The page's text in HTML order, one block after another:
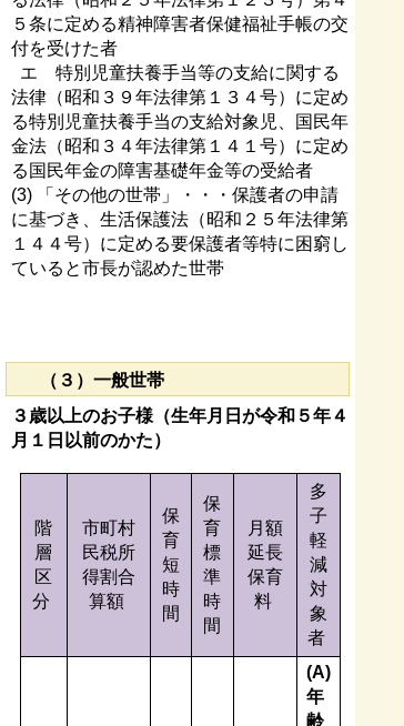
５条に定める精神障害者保健福祉手帳の交
付を受けた者
エ 特別児童扶養手当等の支給に関する
法律（昭和３９年法律第１３４号）に定め
る特別児童扶養手当の支給対象児、国民年
金法（昭和３４年法律第１４１号）に定め
る国民年金の障害基礎年金等の受給者
(3) 「その他の世帯」・・・保護者の申請
に基づき、生活保護法（昭和２５年法律第
１４４号）に定める要保護者等特に困窮し
ていると市長が認めた世帯
（３）一般世帯
３歳以上のお子様（生年月日が令和５年４
月１日以前のかた）
階
層
区
分
市町村
民税所
得割合
算額
保
育
短
時
間
保
育
標
準
時
間
月額
延長
保育
料
多
子
軽
減
対
象
者
(A)
年
齢